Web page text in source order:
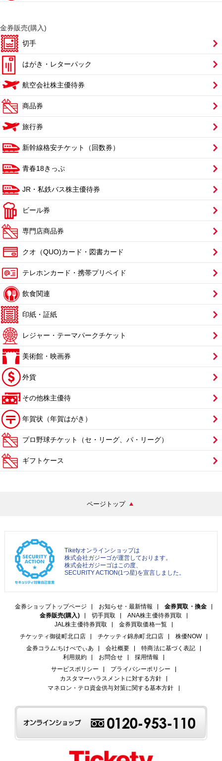
金券販売(購入)
切手
はがき・レターパック
航空会社株主優待券
商品券
旅行券
新幹線格安チケット（回数券）
青春18きっぷ
JR・私鉄バス株主優待券
ビール券
専門店商品券
クオ（QUO)カード・図書カード
テレホンカード・携帯プリペイド
飲食関連
印紙・証紙
レジャー・テーマパークチケット
美術館・映画券
外貨
その他株主優待
年賀状（年賀はがき）
プロ野球チケット（セ・リーグ、パ・リーグ）
ギフトケース
ページトップ
Tiketyオンラインショップは
株式会社ガジーゴが運営しております。
株式会社ガジーゴはこの度、
SECURITY ACTION(1つ星)を宣言しました。
金券ショップトップページ お知らせ・最新情報
金券買取・換金
金券販売(購入)
切手買取
ANA株主優待券買取
JAL株主優待券買取
金券買取価格一覧
チケッティ御徒町北口店
チケッティ錦糸町北口店
株優NOW
金券コラム:ちけぺでぃあ
会社概要
特商法に基づく表記
利用規約
お問合せ
採用情報
サービスポリシー
プライバシーポリシー
カスタマーハラスメントに対する方針
マネロン・テロ資金供与対策に関する基本方針